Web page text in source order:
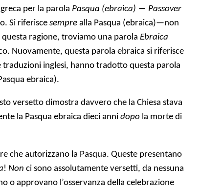
per la parola Pasqua (ebraica) ― Passover
Si riferiscesempre alla Pasqua (ebraica)—non
questa ragione, troviamo una parolaEbraica
Nuovamente, questa parola ebraica si riferisce
traduzioni inglesi, hanno tradotto questa parola
ebraica).
versetto dimostra davvero che la Chiesa stava
la Pasqua ebraica dieci annidopo la morte di
che autorizzano la Pasqua. Queste presentano
! Non ci sono assolutamente versetti, da nessuna
o approvano l’osservanza della celebrazione